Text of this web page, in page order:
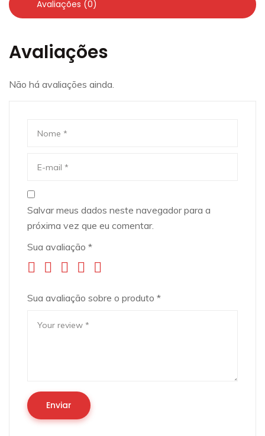
Avaliações (0)
Avaliações
Não há avaliações ainda.
Salvar meus dados neste navegador para a
próxima vez que eu comentar.
Sua avaliação *
Sua avaliação sobre o produto *